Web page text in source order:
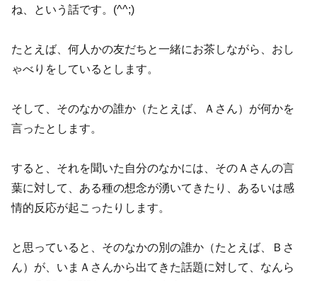
ね、という話です。(^^;)
たとえば、何人かの友だちと一緒にお茶しながら、おし
ゃべりをしているとします。
そして、そのなかの誰か（たとえば、Ａさん）が何かを
言ったとします。
すると、それを聞いた自分のなかには、そのＡさんの言
葉に対して、ある種の想念が湧いてきたり、あるいは感
情的反応が起こったりします。
と思っていると、そのなかの別の誰か（たとえば、Ｂさ
ん）が、いまＡさんから出てきた話題に対して、なんら